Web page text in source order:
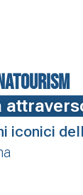
iconici